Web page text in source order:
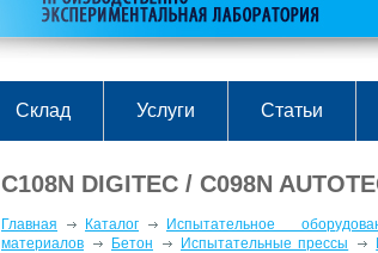
Склад Услуги Статьи
C108N DIGITEC / C098N
Главная Каталог
Испытательное
материалов
Бетон Испытательные прессы